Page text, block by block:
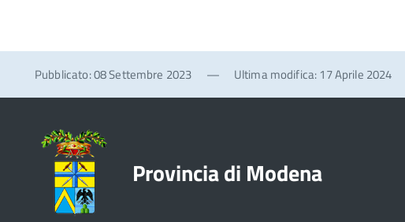
Pubblicato: 08 Settembre 2023 — Ultima modifica: 17 Aprile 2024
Provincia di Modena